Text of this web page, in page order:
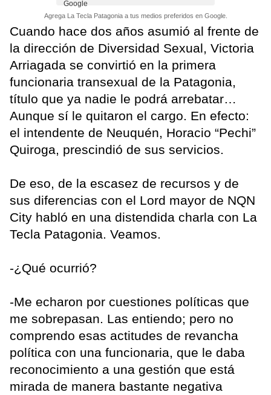
Agrega La Tecla Patagonia a tus medios preferidos en Google.
Cuando hace dos años asumió al frente de
la dirección de Diversidad Sexual, Victoria
Arriagada se convirtió en la primera
funcionaria transexual de la Patagonia,
título que ya nadie le podrá arrebatar…
Aunque sí le quitaron el cargo. En efecto:
el intendente de Neuquén, Horacio “Pechi”
Quiroga, prescindió de sus servicios.
De eso, de la escasez de recursos y de
sus diferencias con el Lord mayor de NQN
City habló en una distendida charla con La
Tecla Patagonia. Veamos.
-¿Qué ocurrió?
-Me echaron por cuestiones políticas que
me sobrepasan. Las entiendo; pero no
comprendo esas actitudes de revancha
política con una funcionaria, que le daba
reconocimiento a una gestión que está
mirada de manera bastante negativa